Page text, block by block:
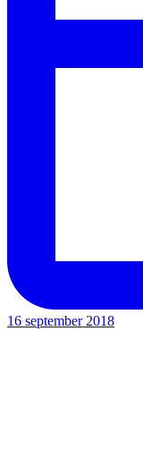
16 september 2018